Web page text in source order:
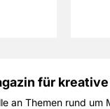
für
an Themen rund